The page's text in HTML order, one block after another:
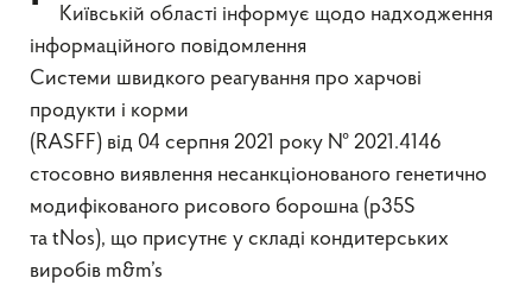
Київській області інформує щодо надходження
інформаційного повідомлення
Системи швидкого реагування про харчові
продукти і корми
(RASFF) від 04 серпня 2021 року № 2021.4146
стосовно виявлення несанкціонованого генетично
модифікованого рисового борошна (p35S
та tNos), що присутнє у складі кондитерських
виробів m&m’s